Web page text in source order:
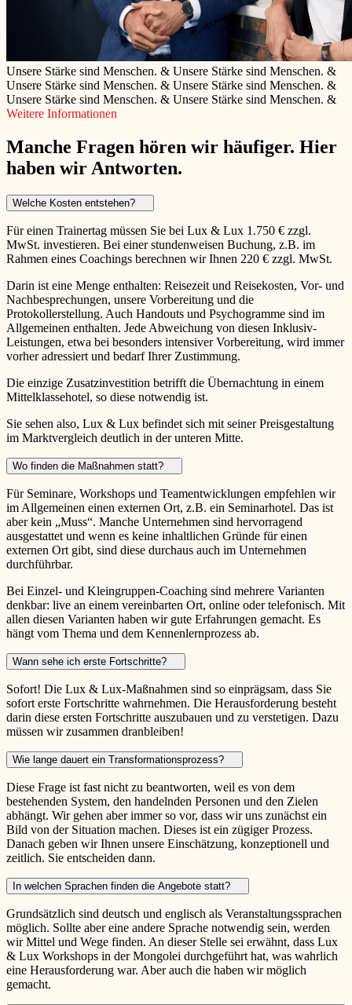
Unsere Stärke sind Menschen. & Unsere Stärke sind Menschen. &
Unsere Stärke sind Menschen. & Unsere Stärke sind Menschen. &
Unsere Stärke sind Menschen. & Unsere Stärke sind Menschen. &
Weitere Informationen
Manche Fragen hören wir häufiger. Hier
haben wir Antworten.
Welche Kosten entstehen?
Für einen Trainertag müssen Sie bei Lux & Lux 1.750 € zzgl.
MwSt. investieren. Bei einer stundenweisen Buchung, z.B. im
Rahmen eines Coachings berechnen wir Ihnen 220 € zzgl. MwSt.
Darin ist eine Menge enthalten: Reisezeit und Reisekosten, Vor- und
Nachbesprechungen, unsere Vorbereitung und die
Protokollerstellung. Auch Handouts und Psychogramme sind im
Allgemeinen enthalten. Jede Abweichung von diesen Inklusiv-
Leistungen, etwa bei besonders intensiver Vorbereitung, wird immer
vorher adressiert und bedarf Ihrer Zustimmung.
Die einzige Zusatzinvestition betrifft die Übernachtung in einem
Mittelklassehotel, so diese notwendig ist.
Sie sehen also, Lux & Lux befindet sich mit seiner Preisgestaltung
im Marktvergleich deutlich in der unteren Mitte.
Wo finden die Maßnahmen statt?
Für Seminare, Workshops und Teamentwicklungen empfehlen wir
im Allgemeinen einen externen Ort, z.B. ein Seminarhotel. Das ist
aber kein „Muss“. Manche Unternehmen sind hervorragend
ausgestattet und wenn es keine inhaltlichen Gründe für einen
externen Ort gibt, sind diese durchaus auch im Unternehmen
durchführbar.
Bei Einzel- und Kleingruppen-Coaching sind mehrere Varianten
denkbar: live an einem vereinbarten Ort, online oder telefonisch. Mit
allen diesen Varianten haben wir gute Erfahrungen gemacht. Es
hängt vom Thema und dem Kennenlernprozess ab.
Wann sehe ich erste Fortschritte?
Sofort! Die Lux & Lux-Maßnahmen sind so einprägsam, dass Sie
sofort erste Fortschritte wahrnehmen. Die Herausforderung besteht
darin diese ersten Fortschritte auszubauen und zu verstetigen. Dazu
müssen wir zusammen dranbleiben!
Wie lange dauert ein Transformationsprozess?
Diese Frage ist fast nicht zu beantworten, weil es von dem
bestehenden System, den handelnden Personen und den Zielen
abhängt. Wir gehen aber immer so vor, dass wir uns zunächst ein
Bild von der Situation machen. Dieses ist ein zügiger Prozess.
Danach geben wir Ihnen unsere Einschätzung, konzeptionell und
zeitlich. Sie entscheiden dann.
In welchen Sprachen finden die Angebote statt?
Grundsätzlich sind deutsch und englisch als Veranstaltungssprachen
möglich. Sollte aber eine andere Sprache notwendig sein, werden
wir Mittel und Wege finden. An dieser Stelle sei erwähnt, dass Lux
& Lux Workshops in der Mongolei durchgeführt hat, was wahrlich
eine Herausforderung war. Aber auch die haben wir möglich
gemacht.